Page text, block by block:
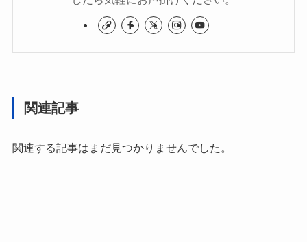
関連記事
関連する記事はまだ見つかりませんでした。